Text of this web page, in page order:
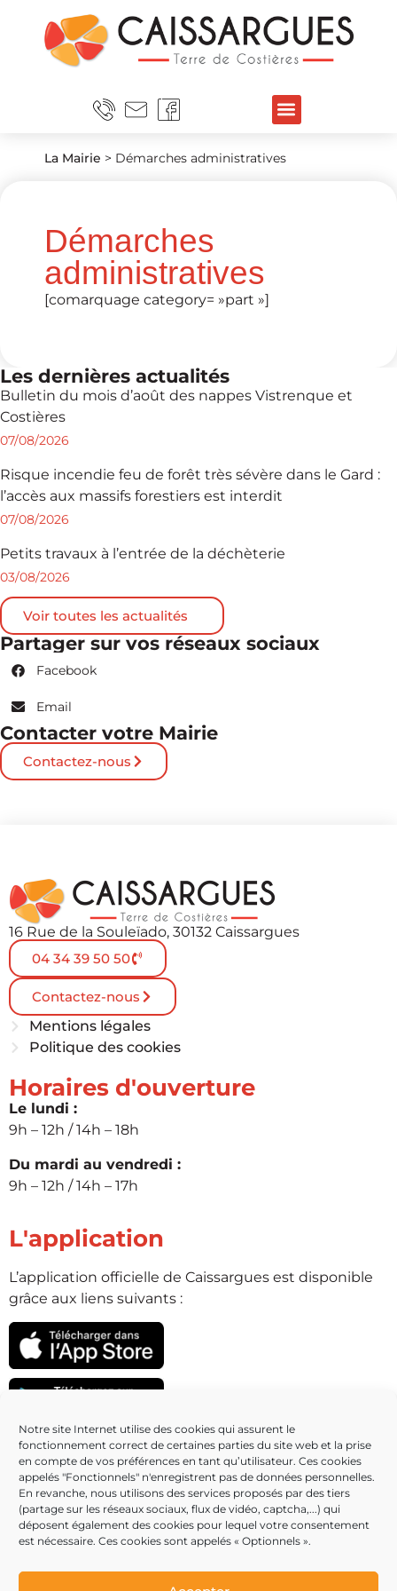
Notre site Internet utilise des cookies qui assurent le
fonctionnement correct de certaines parties du site web et la prise
en compte de vos préférences en tant qu’utilisateur. Ces cookies
appelés "Fonctionnels" n'enregistrent pas de données personnelles.
En revanche, nous utilisons des services proposés par des tiers
(partage sur les réseaux sociaux, flux de vidéo, captcha,...) qui
déposent également des cookies pour lequel votre consentement
est nécessaire. Ces cookies sont appelés « Optionnels ».
La Mairie > Démarches administratives
Démarches
administratives
[comarquage category= »part »]
Les dernières actualités
Bulletin du mois d’août des nappes Vistrenque et
Costières
07/08/2026
Risque incendie feu de forêt très sévère dans le Gard :
l’accès aux massifs forestiers est interdit
07/08/2026
Petits travaux à l’entrée de la déchèterie
03/08/2026
Voir toutes les actualités
Partager sur vos réseaux sociaux
Facebook
Email
Contacter votre Mairie
Contactez-nous
16 Rue de la Souleïado, 30132 Caissargues
04 34 39 50 50
Contactez-nous
Mentions légales
Politique des cookies
Horaires d'ouverture
Le lundi :
9h – 12h / 14h – 18h
Du mardi au vendredi :
9h – 12h / 14h – 17h
L'application
L’application officielle de Caissargues est disponible
grâce aux liens suivants :
Partenaires